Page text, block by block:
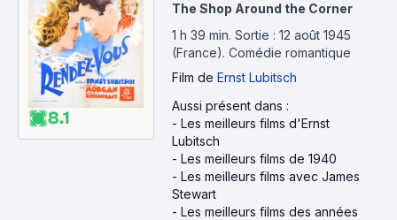
8.1
The Shop Around the Corner
1 h 39 min. Sortie : 12 août 1945
(France). Comédie romantique
Film de Ernst Lubitsch
Aussi présent dans :
- Les meilleurs films d'Ernst
Lubitsch
- Les meilleurs films de 1940
- Les meilleurs films avec James
Stewart
- Les meilleurs films des années